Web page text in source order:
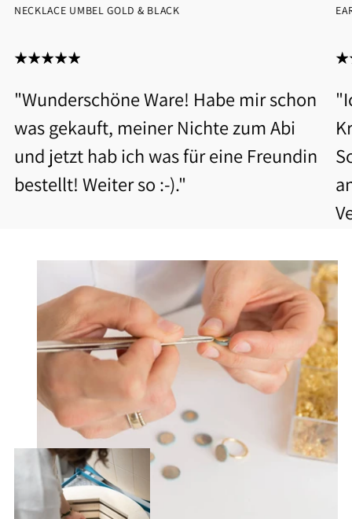
"Wunderschöne Ware! Habe mir schon
was gekauft, meiner Nichte zum Abi
und jetzt hab ich was für eine Freundin
bestellt! Weiter so :-)."
NECKLACE UMBEL GOLD & BLACK